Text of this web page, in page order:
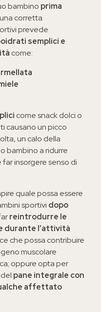
bambino prima
corretta
prevede
semplici e
come:
come snack dolci o
causano un picco
un calo della
bambino a ridurre
insorgere senso di
quale possa essere
sportivi dopo
reintrodurre le
durante l’attività
che possa contribuire
muscolare
oppure opta per
pane integrale con
affettato